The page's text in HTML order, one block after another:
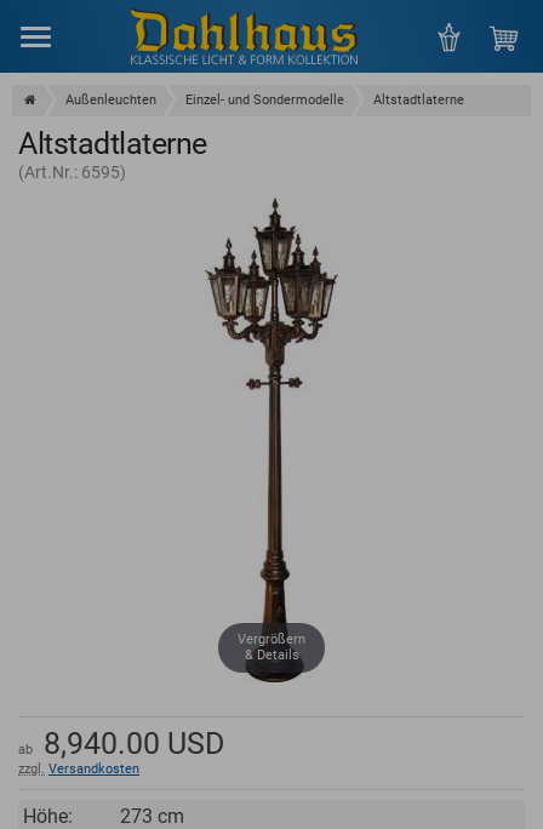
Außenleuchten Einzel- und Sondermodelle Altstadtlaterne
Altstadtlaterne
(Art.Nr.: 6595)
Vergrößern
& Details
ab 8,940.00 USD
zzgl. Versandkosten
Höhe:
273 cm